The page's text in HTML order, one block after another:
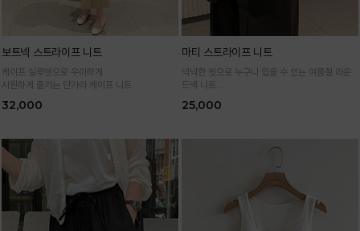
보트넥 스트라이프 니트
케이프 실루엣으로 우아하게
시원하게 즐기는 단가라 케이프 니트
32,000
마티 스트라이프 니트
넉넉한 핏으로 누구나 입을 수 있는 여름철 라운
드넥 니트
입어요
25,000